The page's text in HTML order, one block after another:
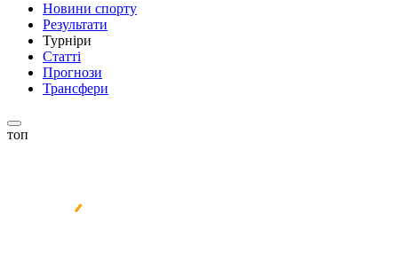
Новини спорту
Результати
Турніри
Статті
Прогнози
Трансфери
топ